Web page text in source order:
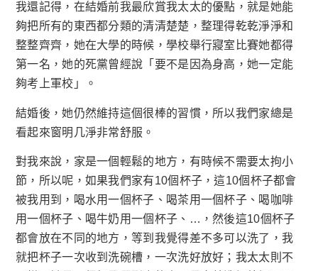
我還記得，在結婚前我最欣賞我太太的優點，就是她能
夠把所有的東西都分類的清清楚楚，整理得乾乾淨淨和
整整齊齊，她在大學的時候，學校舉行寢室比賽她都得
第一名，她的死黨曾經說「要不是因為身高，她一定能
夠考上軍校」。
結婚後，她仍然維持這個很棒的習慣，所以我們家總是
看起來窗明几淨非常舒服。
對我來說，家是一個輕鬆的地方，有時候不需要太拘小
節，所以呢，如果我們家有10個杯子，這10個杯子都會
被我用到，喝水用一個杯子、喝茶用一個杯子、喝咖啡
用一個杯子、喝牛奶用一個杯子、…，然後這10個杯子
都會放在不同的地方，等到我覺得差不多可以洗了，我
就把杯子一次收到洗碗槽，一次洗好放好；我太太則不